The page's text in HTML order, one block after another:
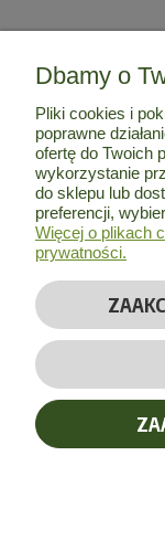
© Copyright 2026 by
Realizacja:
Dbamy o
Pliki cookies i
poprawne
ofertę do Twoich
wykorzystanie
do sklepu lub
preferencji,
Więcej o plikach
prywatności.